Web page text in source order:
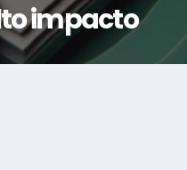
impacto